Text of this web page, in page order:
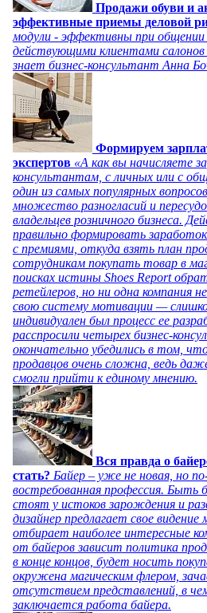
Продажи обуви и
эффективные приемы деловой
модули - эффективны при
действующими клиентами салонов
знает бизнес-консультант Анна
Формируем
экспертов «А как вы начисляете
консультантам, с личных или с
один из самых популярных
множество разногласий и
владельцев розничного бизнеса.
правильно формировать
с премиями, откуда взять план
сотрудникам покупать товар в
поисках истины Shoes Report
ретейлеров, но ни одна компания
свою систему мотивации —
индивидуален был процесс ее
расспросили четырех бизнес-
окончательно убедились в том,
продавцов очень сложна, ведь
смогли прийти к единому мнению.
Вся правда о
стать? Байер – уже не новая, но
востребованная профессия. Быть
стоят у истоков зарождения и
дизайнер предлагает свое
отбирает наиболее интересные
от байеров зависит политика
в конце концов, будет носить
окружена магическим флером,
отсутствием представлений, в
заключается работа байера.